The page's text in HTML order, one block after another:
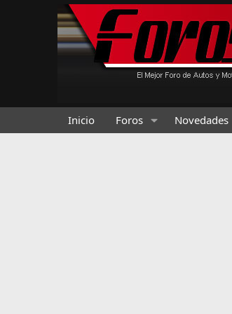
Inicio Foros Novedades